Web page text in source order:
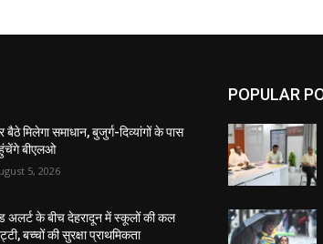
बैठे मिलेगा समाधान, बुजुर्ग-दिव्यांगों के पास
बीएलओ
5, 2026
अलर्ट के बीच देहरादून में स्कूलों की कल
बच्चों की सुरक्षा प्राथमिकता
POPULAR